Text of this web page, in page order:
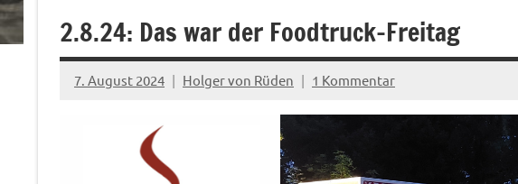
2.8.24: Das war der Foodtruck-Freitag
7. August 2024 Holger von Rüden 1 Kommentar